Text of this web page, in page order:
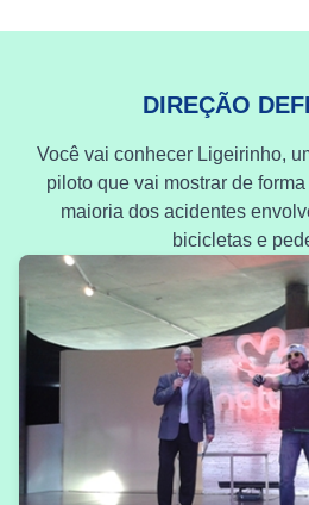
DIREÇÃO
Você vai conhecer Ligeirinho,
piloto que vai mostrar de
maioria dos acidentes
bicicletas e